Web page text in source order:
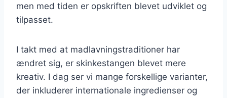
men med tiden er opskriften blevet udviklet og
tilpasset.
I takt med at madlavningstraditioner har
ændret sig, er skinkestangen blevet mere
kreativ. I dag ser vi mange forskellige varianter,
der inkluderer internationale ingredienser og